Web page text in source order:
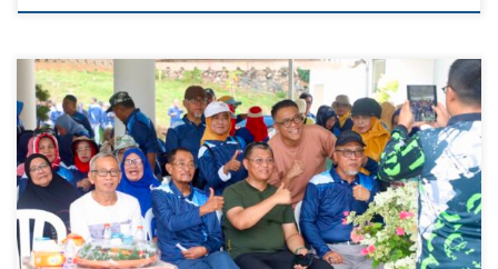
Batam – Semangat menyambut Hari Ulang Tahun (HUT) ke-81
Kemerdekaan Republik Indonesia terasa semarak dalam
silaturahmi Persatuan Mantan Pegawai Pemko Batam (PMPPB) di
Taman Kolam, Sekupang, Sabtu (25/7/2026). Berbagai lomba
bernuansa kemerdekaan, seperti makan kerupuk, estafet
kelereng, dan memasukkan paku ke dalam botol, menjadi ajang
mempererat silaturahmi sekaligus membangkitkan nostalgia para